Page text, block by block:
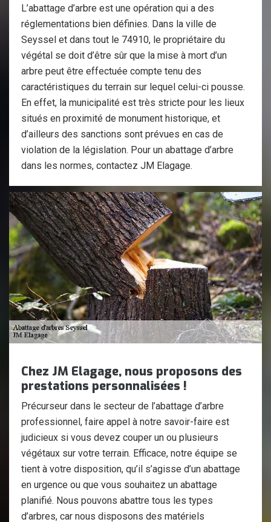
L’abattage d’arbre est une opération qui a des
réglementations bien définies. Dans la ville de
Seyssel et dans tout le 74910, le propriétaire du
végétal se doit d’être sûr que la mise à mort d’un
arbre peut être effectuée compte tenu des
caractéristiques du terrain sur lequel celui-ci pousse.
En effet, la municipalité est très stricte pour les lieux
situés en proximité de monument historique, et
d’ailleurs des sanctions sont prévues en cas de
violation de la législation. Pour un abattage d’arbre
dans les normes, contactez JM Elagage.
Chez JM Elagage, nous proposons des
prestations personnalisées !
Précurseur dans le secteur de l’abattage d’arbre
professionnel, faire appel à notre savoir-faire est
judicieux si vous devez couper un ou plusieurs
végétaux sur votre terrain. Efficace, notre équipe se
tient à votre disposition, qu’il s’agisse d’un abattage
en urgence ou que vous souhaitez un abattage
planifié. Nous pouvons abattre tous les types
d’arbres, car nous disposons des matériels